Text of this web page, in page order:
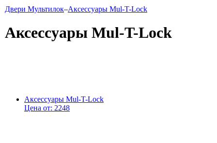
Двери Мультилок–Аксессуары Mul-T-Lock
Аксессуары Mul-T-Lock
Аксессуары Mul-T-Lock
Цена от: 2248